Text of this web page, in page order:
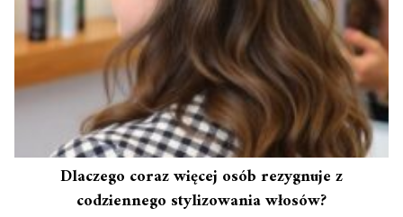
Dlaczego coraz więcej osób rezygnuje z
codziennego stylizowania włosów?